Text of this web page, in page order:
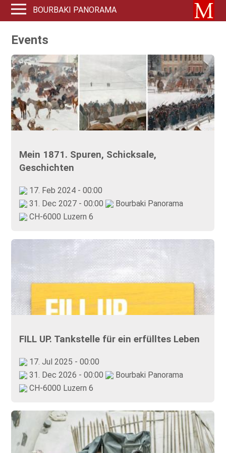
BOURBAKI PANORAMA
Events
Mein 1871. Spuren, Schicksale,
Geschichten
17. Feb 2024 - 00:00
31. Dec 2027 - 00:00
Bourbaki Panorama
CH-6000 Luzern 6
FILL UP. Tankstelle für ein erfülltes Leben
17. Jul 2025 - 00:00
31. Dec 2026 - 00:00
Bourbaki Panorama
CH-6000 Luzern 6